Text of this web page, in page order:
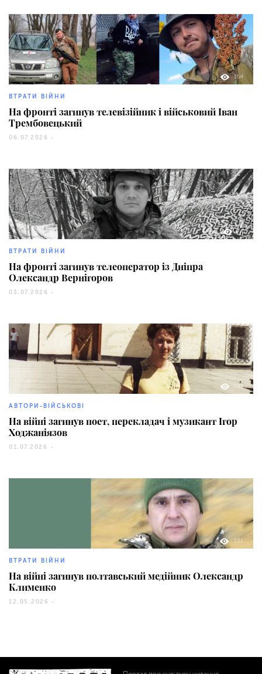
154
ВТРАТИ ВІЙНИ
На фронті загинув телевізійник і військовий Іван
Трембовецький
06.07.2026 -
74
ВТРАТИ ВІЙНИ
На фронті загинув телеоператор із Дніпра
Олександр Вернігоров
03.07.2026 -
195
АВТОРИ-ВІЙСЬКОВІ
На війні загинув поет, перекладач і музикант Ігор
Ходжаніязов
01.07.2026 -
331
ВТРАТИ ВІЙНИ
На війні загинув полтавський медійник Олександр
Клименко
12.05.2026 -